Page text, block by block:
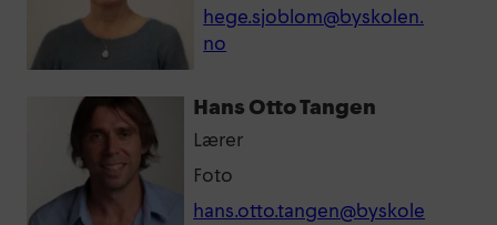
hege.sjoblom@byskolen.
no
Hans Otto Tangen
Lærer
Foto
hans.otto.tangen@byskole